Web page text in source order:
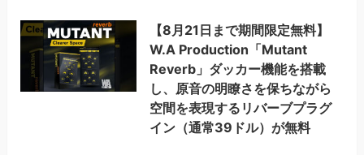
【8月21日まで期間限定無料】
W.A Production「Mutant
Reverb」ダッカー機能を搭載
し、原音の明瞭さを保ちながら
空間を表現するリバーブプラグ
イン（通常39ドル）が無料